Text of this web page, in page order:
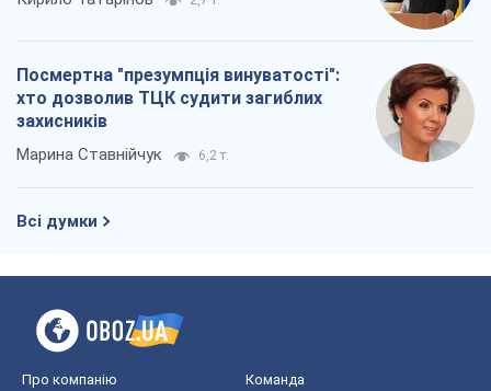
Посмертна "презумпція винуватості":
хто дозволив ТЦК судити загиблих
захисників
Марина Ставнійчук 6,2 т.
Всі думки
Про компанію Команда